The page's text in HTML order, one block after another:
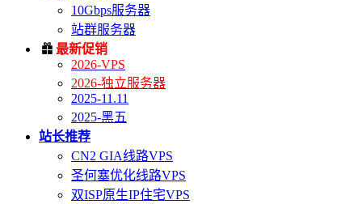
10Gbps服务器
站群服务器
 最新促销
2026-VPS
2026-独立服务器
2025-11.11
2025-黑五
站长推荐
CN2 GIA线路VPS
圣何塞优化线路VPS
双ISP原生IP住宅VPS